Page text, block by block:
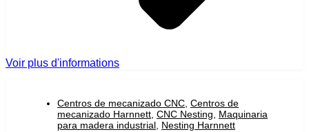
Voir plus d'informations
Centros de mecanizado CNC, Centros de
mecanizado Harnnett, CNC Nesting, Maquinaria
para madera industrial, Nesting Harnnett